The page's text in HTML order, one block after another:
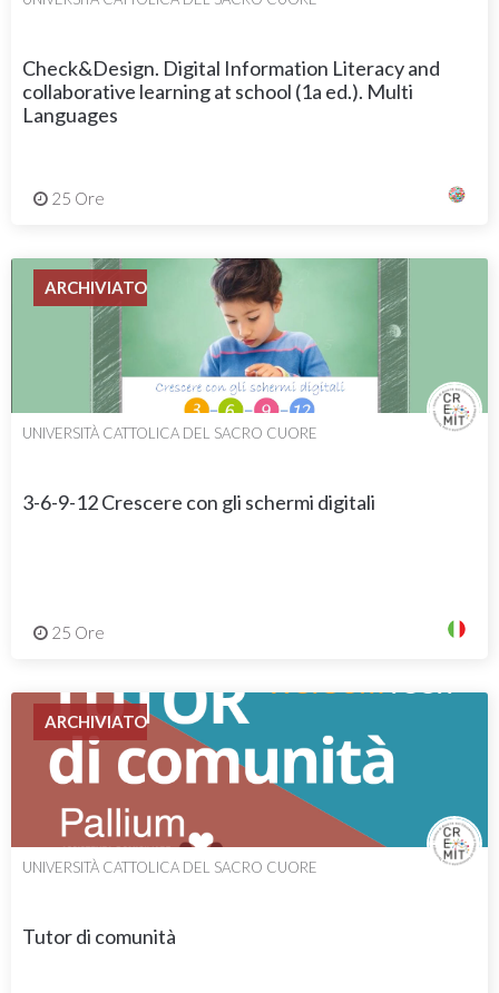
Check&Design. Digital Information Literacy and
collaborative learning at school (1a ed.). Multi
Languages
25 Ore
ARCHIVIATO
UNIVERSITÀ CATTOLICA DEL SACRO CUORE
3-6-9-12 Crescere con gli schermi digitali
25 Ore
ARCHIVIATO
UNIVERSITÀ CATTOLICA DEL SACRO CUORE
Tutor di comunità